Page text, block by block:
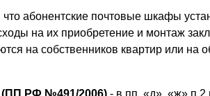
что абонентские почтовые шкафы
на их приобретение и монтаж
на собственников квартир или на
(ПП РФ №491/2006) - в пп. «д», «ж» п.2